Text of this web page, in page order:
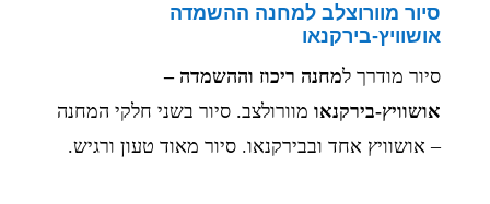
סיור מוורוצלב למחנה ההשמדה
אושוויץ-בירקנאו
סיור מודרך למחנה ריכוז וההשמדה –
אושוויץ-בירקנאומוורולצב. סיור בשני חלקי המחנה
– אושוויץ אחד ובבירקנאו. סיור מאוד טעון ורגיש.